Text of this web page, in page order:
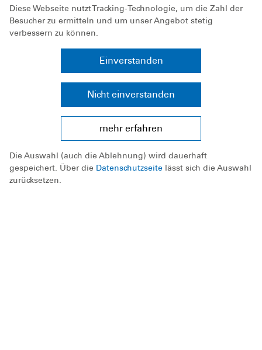
Zwölf Rettungssportler vertreten Deutschland
bei den Lifesaving World Championships in
Nelson Mandel ...
Rettungssport
Diese Webseite nutzt Tracking-Technologie, um die Zahl der
Besucher zu ermitteln und um unser Angebot stetig
verbessern zu können.
Einverstanden
Nicht einverstanden
mehr erfahren
Die Auswahl (auch die Ablehnung) wird dauerhaft
gespeichert. Über die Datenschutzseite lässt sich die Auswahl
zurücksetzen.